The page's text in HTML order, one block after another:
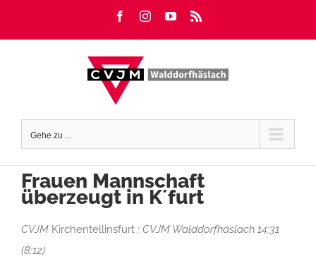
FacebookInstagramYouTube
Gehe zu ...
Frauen Mannschaft
überzeugt in K´furt
CVJM Kirchentellinsfurt: CVJM Walddorfhäslach 14:31
(8:12)